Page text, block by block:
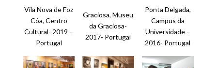
Vila Nova de Foz
Côa, Centro
Cultural- 2019 –
Portugal
Graciosa, Museu
da Graciosa-
2017- Portugal
Ponta Delgada,
Campus da
Universidade –
2016- Portugal